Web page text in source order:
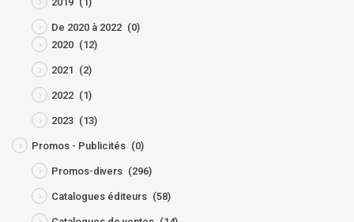
De 2020 à 2022 (0)
2020 (12)
2021 (2)
2022 (1)
2023 (13)
Promos - Publicités (0)
Promos-divers (296)
Catalogues éditeurs (58)